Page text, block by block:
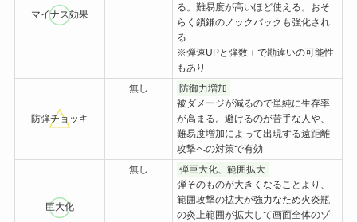
マイナス効果
る。難易度が高いほど使える。おそ
らく鎖鎌のノックバックも強化され
る
※弾速UPと弾数＋で勘違いの可能性
もあり
防弾チョッキ
無し
防御力増加
被ダメージが減るので単純に生存率
が高まる。避けるのが苦手な人や、
難易度増加によって出現する遠距離
攻撃への対策で有効
巨大化
無し
弾巨大化、範囲拡大
弾そのものが大きくなることより、
範囲攻撃の拡大が強力なため火炎瓶
の炎上範囲が拡大して画面全体のゾ